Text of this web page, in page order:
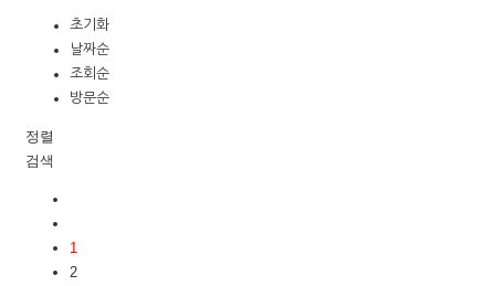
초기화
날짜순
조회순
방문순
정렬
검색
1
2